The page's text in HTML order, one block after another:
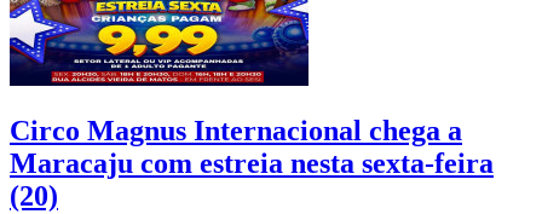
Circo Magnus Internacional chega a
Maracaju com estreia nesta sexta-feira
(20)